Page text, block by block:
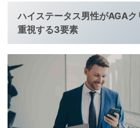
ハイステータス男性がAGA
重視する3要素